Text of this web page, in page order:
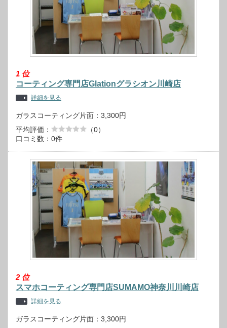
1 位
コーティング専門店Glationグラシオン川崎店
詳細を見る
ガラスコーティング片面：3,300円
平均評価：
（0）
口コミ数：0件
2位
スマホコーティング専門店SUMAMO神奈川川崎店
詳細を見る
ガラスコーティング片面：3,300円